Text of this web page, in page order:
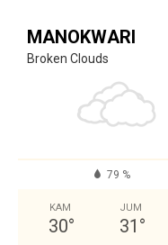
MANOKWARI
Broken Clouds
79 %
KAM
30°
JUM
31 °